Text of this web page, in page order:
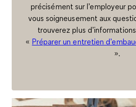
précisément sur l’employeur
vous soigneusement aux
trouverez plus
« Préparer un entretien
».